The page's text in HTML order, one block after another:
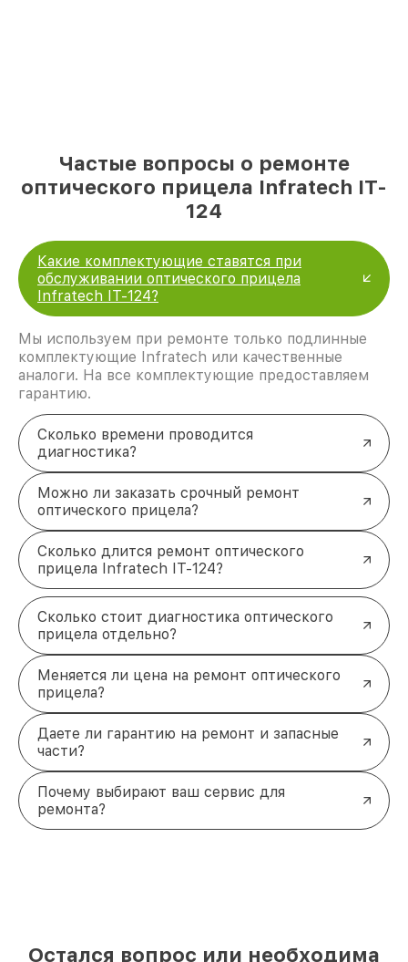
Частые вопросы о ремонте
оптического прицела Infratech IT-
124
Какие комплектующие ставятся при
обслуживании оптического прицела
Infratech IT-124?
Мы используем при ремонте только подлинные
комплектующие Infratech или качественные
аналоги. На все комплектующие предоставляем
гарантию.
Сколько времени проводится
диагностика?
Можно ли заказать срочный ремонт
оптического прицела?
Сколько длится ремонт оптического
прицела Infratech IT-124?
Сколько стоит диагностика оптического
прицела отдельно?
Меняется ли цена на ремонт оптического
прицела?
Даете ли гарантию на ремонт и запасные
части?
Почему выбирают ваш сервис для
ремонта?
Остался вопрос или необходима